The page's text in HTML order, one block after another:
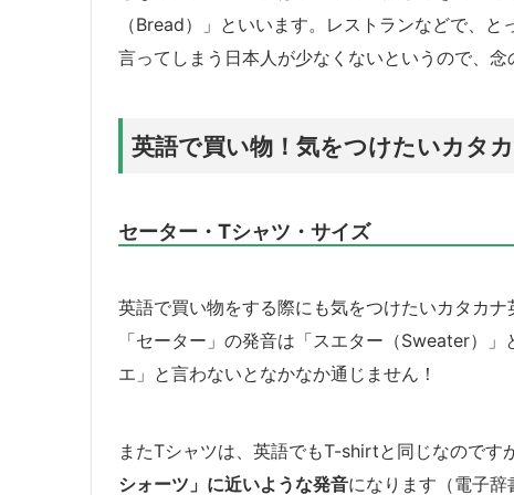
（Bread）」といいます。レストランなどで、
言ってしまう日本人が少なくないというので、念
英語で買い物！気をつけたいカタ
セーター・Tシャツ・サイズ
英語で買い物をする際にも気をつけたいカタカ
「セーター」の発音は「スエター（Sweater）
エ」と言わないとなかなか通じません！
またTシャツは、英語でもT-shirtと同じなのですが
シォーツ」に近いような発音になります（電子